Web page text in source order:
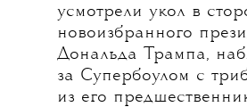
усмотрели укол в
новоизбранного
Дональда Трампа,
за Супербоулом с
из его